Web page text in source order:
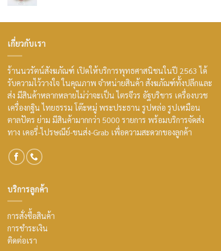
เกี่ยวกับเรา
ร้านนวรัตน์สังฆภัณฑ์ เปิดให้บริการพุทธศาสนิชนในปี 2563 ได้
รับความไว้วางใจ ในคุณภาพ จำหน่ายสินค้า สังฆภัณฑ์ทั้งปลีกและ
ส่ง มีสินค้าหลากหลายไม่ว่าจะเป็น ไตรจีวร อัฐบริขาร เครื่องบวช
เครื่องกฐิน ไทยธรรม โต๊ะหมู่ พระประธาน รูปหล่อ รูปเหมือน
ตาลปัตร ย่าม มีสินค้ามากกว่า 5000 รายการ พร้อมบริการจัดส่ง
ทาง เคอรี่-ไปรษณีย์-ขนส่ง-Grab เพื่อความสะดวกของลูกค้า
บริการลูกค้า
การสั่งซื้อสินค้า
การชำระเงิน
ติดต่อเรา